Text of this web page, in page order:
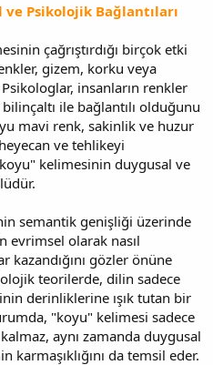
Psikolojik Bağlantıları
çağrıştırdığı birçok etki
gizem, korku veya
insanların renkler
ile bağlantılı olduğunu
mavi renk, sakinlik ve huzur
ve tehlikeyi
kelimesinin duygusal ve
semantik genişliği üzerinde
evrimsel olarak nasıl
gözler önüne
teorilerde, dilin sadece
derinliklerine ışık tutan bir
"koyu" kelimesi sadece
aynı zamanda duygusal
da temsil eder.